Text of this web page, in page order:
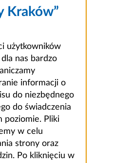
Kraków”
użytkowników
nas bardzo
informacji o
do niezbędnego
do świadczenia
poziomie. Pliki
w celu
strony oraz
Po kliknięciu w